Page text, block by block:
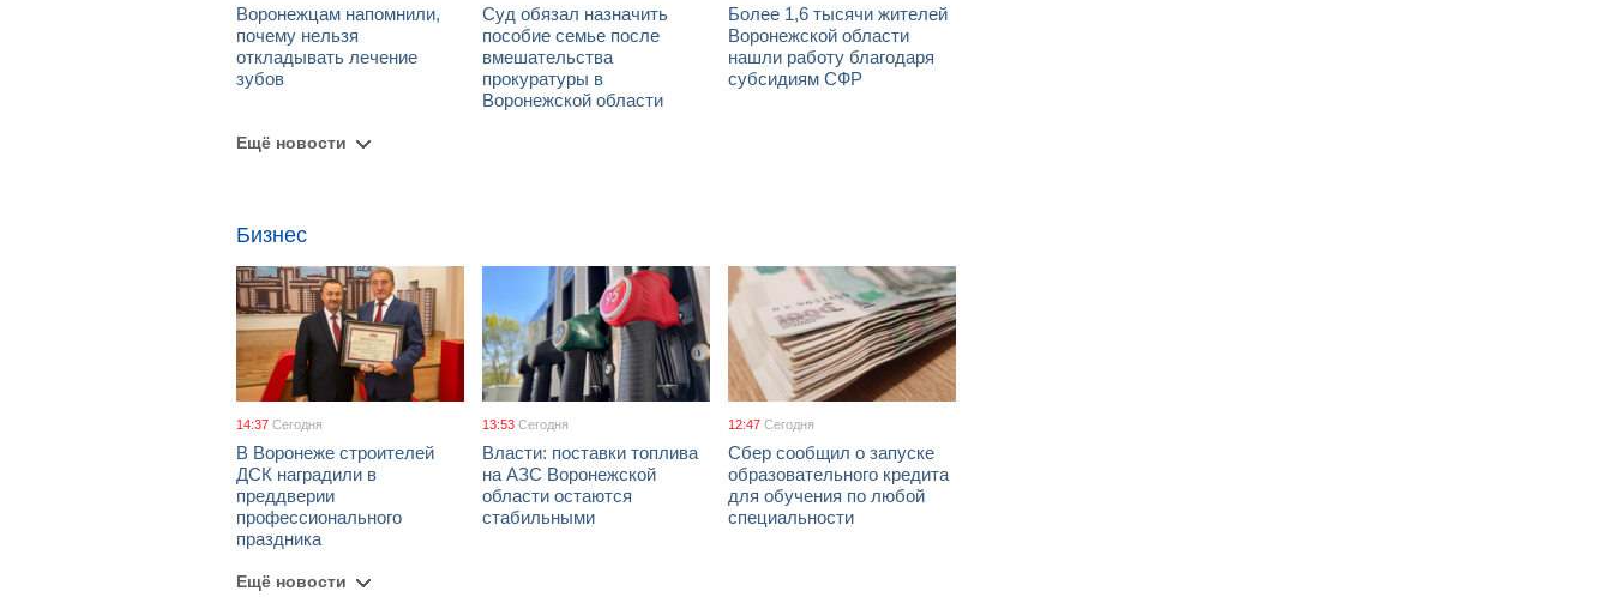
Воронежцам напомнили,
почему нельзя
откладывать лечение
зубов
Суд обязал назначить
пособие семье после
вмешательства
прокуратуры в
Воронежской области
Более 1,6 тысячи жителей
Воронежской области
нашли работу благодаря
субсидиям СФР
Ещё новости
Бизнес
14:37 Сегодня
В Воронеже строителей
ДСК наградили в
преддверии
профессионального
праздника
13:53 Сегодня
Власти: поставки топлива
на АЗС Воронежской
области остаются
стабильными
12:47 Сегодня
Сбер сообщил о запуске
образовательного кредита
для обучения по любой
специальности
Ещё новости